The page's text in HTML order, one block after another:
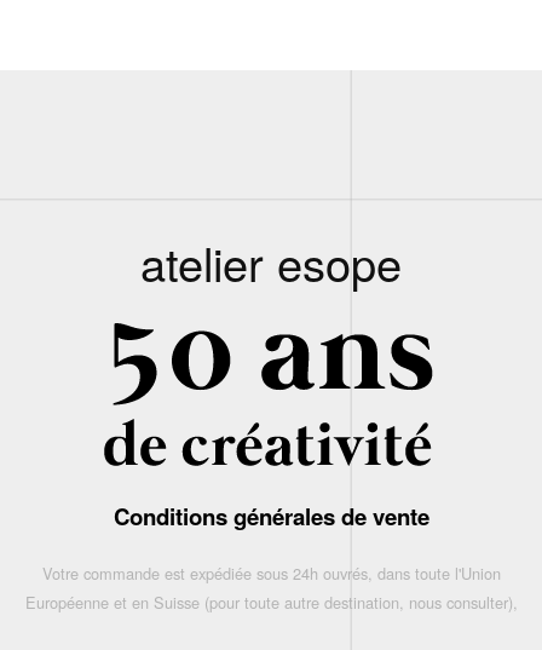
atelier esope
Conditions générales de vente
Votre commande est expédiée sous 24h ouvrés, dans toute l'Union
Européenne et en Suisse (pour toute autre destination, nous consulter),